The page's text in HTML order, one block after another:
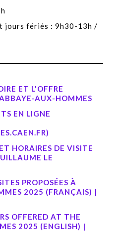
jours fériés : 9h30-13h /
ET L'OFFRE
AUX-HOMMES
EN LIGNE
HORAIRES DE VISITE
LE
PROPOSÉES À
2025 (FRANÇAIS) |
OFFERED AT THE
2025 (ENGLISH) |